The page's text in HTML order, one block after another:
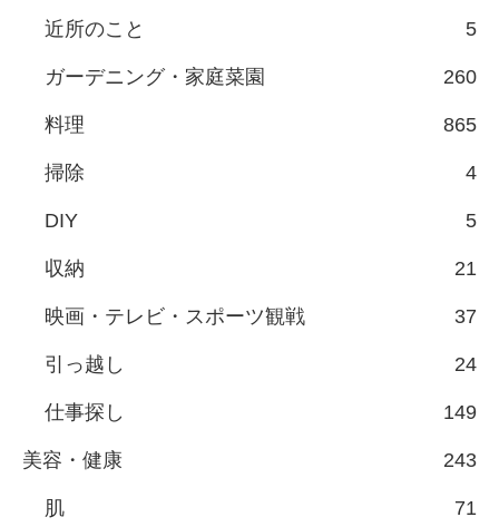
近所のこと 5
ガーデニング・家庭菜園 260
料理 865
掃除 4
DIY 5
収納 21
映画・テレビ・スポーツ観戦 37
引っ越し 24
仕事探し 149
美容・健康 243
肌 71